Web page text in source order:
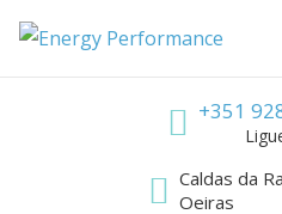
Skip to navigation
Skip to content
Energy
Call
+351
Caldas da
Oeiras